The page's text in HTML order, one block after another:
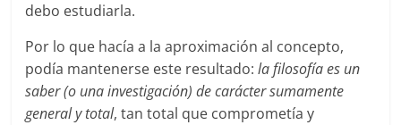
debo estudiarla.
Por lo que hacía a la aproximación al concepto,
podía mantenerse este resultado:la filosofía es un
saber (o una investigación) de carácter sumamente
general y total, tan total que comprometía y